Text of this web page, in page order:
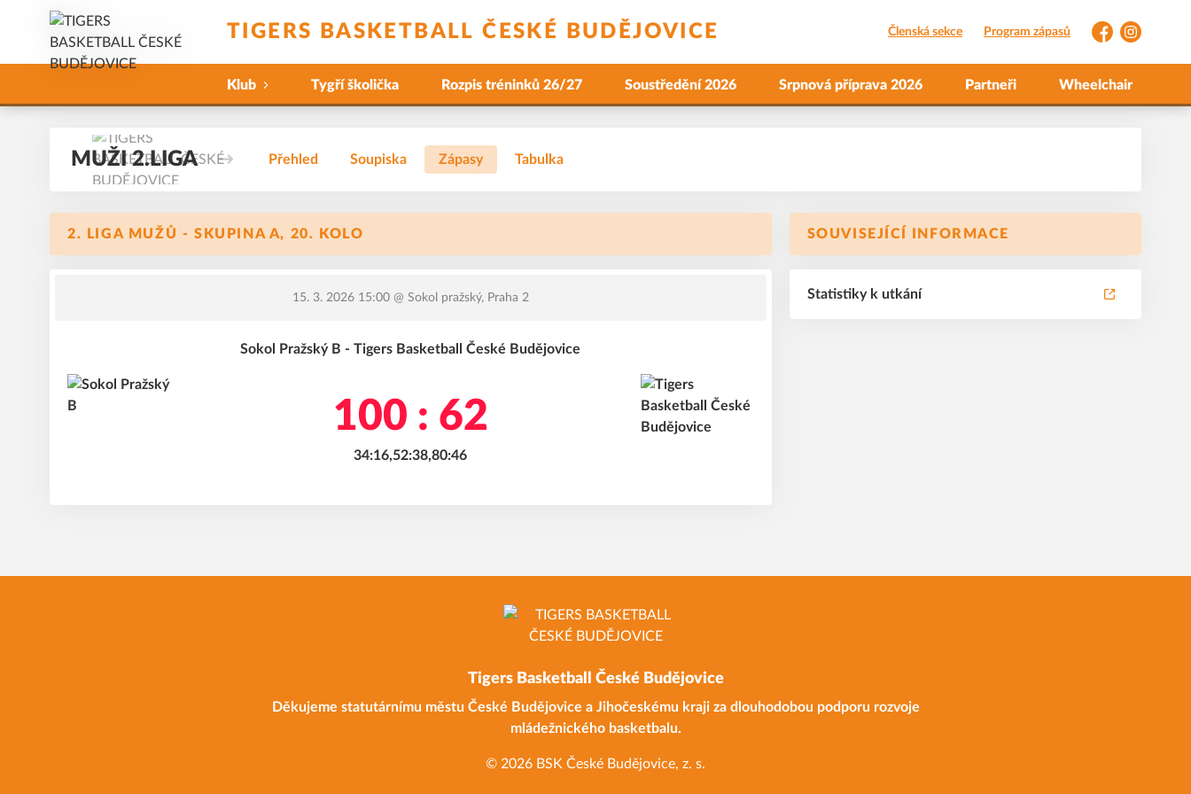
TIGERS BASKETBALL ČESKÉ BUDĚJOVICE Členská sekce Program zápasů
FacebookInstagram
Klub Tygří školička Rozpis tréninků 26/27 Soustředění 2026 Srpnová příprava 2026 Partneři Wheelchair
MUŽI 2.LIGA Přehled Soupiska Zápasy Tabulka
2. LIGA MUŽŮ - SKUPINA A, 20. KOLO
15. 3. 2026 15:00@ Sokol pražský, Praha 2
Sokol Pražský B - Tigers Basketball České Budějovice
100 : 62
34:16,52:38,80:46
SOUVISEJÍCÍ INFORMACE
Statistiky k utkání
Tigers Basketball České Budějovice
Děkujeme statutárnímu městu České Budějovice a Jihočeskému kraji za dlouhodobou podporu rozvoje
mládežnického basketbalu.
© 2026 BSK České Budějovice, z. s.